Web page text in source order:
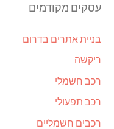
עסקים מקודמים
בניית אתרים בדרום
ריקשה
רכב חשמלי
רכב תפעולי
רכבים חשמליים